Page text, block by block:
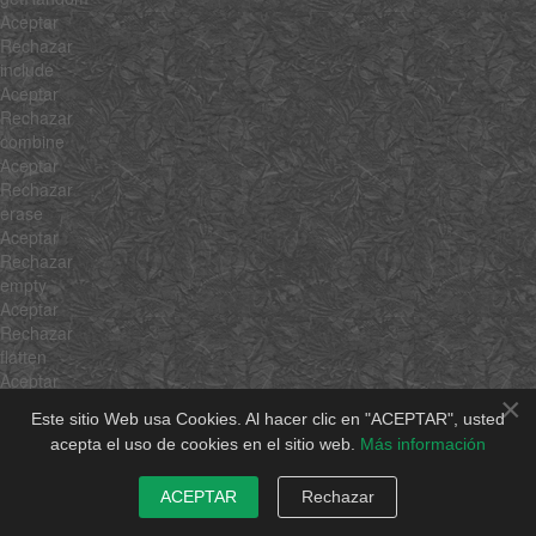
×
Este sitio Web usa Cookies. Al hacer clic en "ACEPTAR", usted
acepta el uso de cookies en el sitio web. Más información
ACEPTAR Rechazar
Aceptar
Rechazar
include
Aceptar
Rechazar
combine
Aceptar
Rechazar
erase
Aceptar
Rechazar
empty
Aceptar
Rechazar
flatten
Aceptar
Aceptar